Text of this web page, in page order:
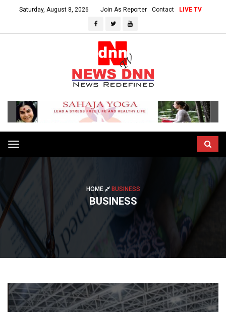
Saturday, August 8, 2026 Join As Reporter Contact LIVE TV
Toggle
navigation
HOME BUSINESS
BUSINESS